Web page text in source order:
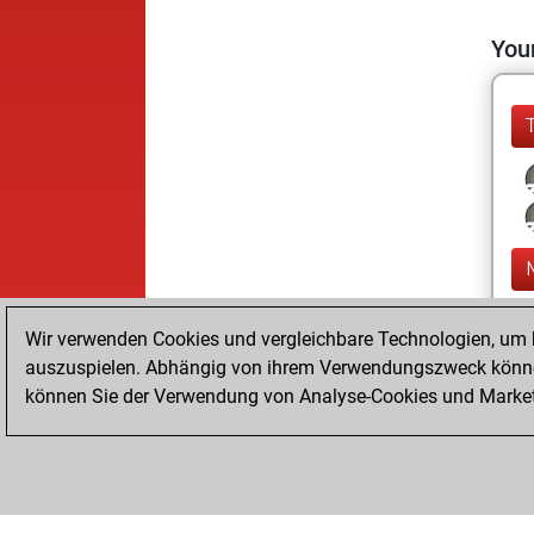
Wir verwenden Cookies und vergleichbare Technologien,
auszuspielen. Abhängig von ihrem Verwendungszweck
können Sie der Verwendung von Analyse-Cookies und